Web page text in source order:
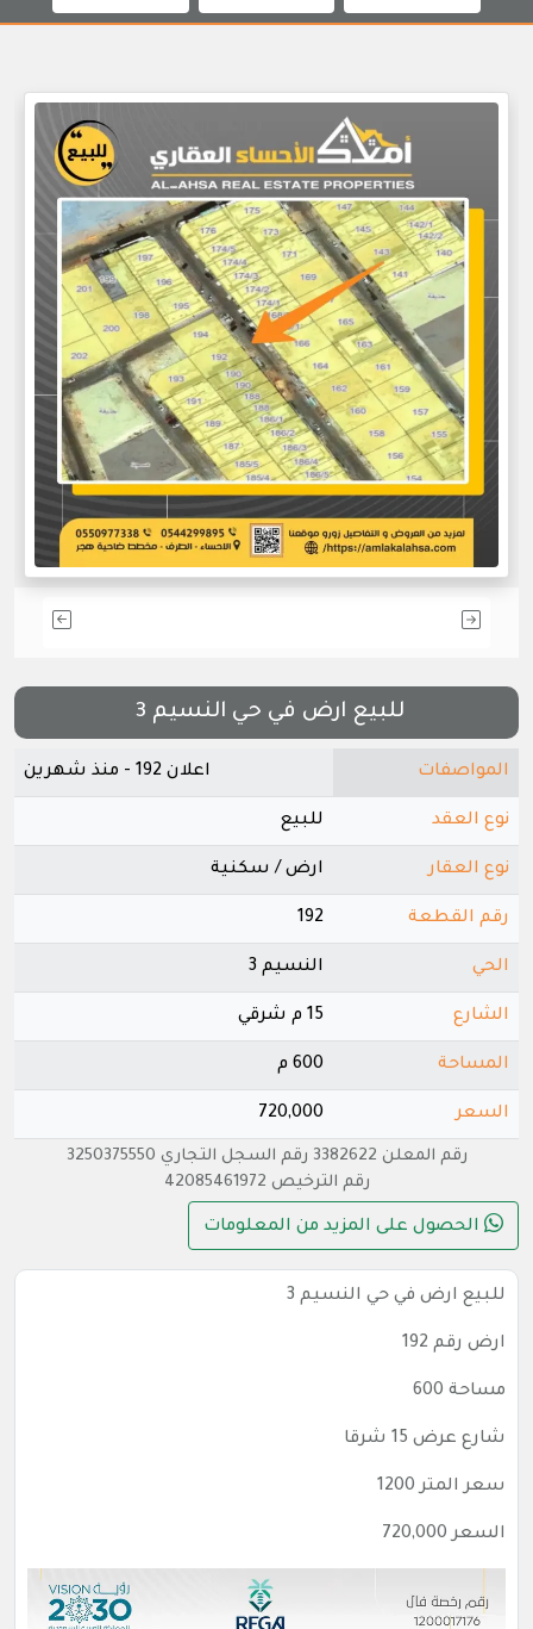
للبيع ارض في حي النسيم 3
المواصفات اعلان 192 - منذ شهرين
نوع العقد للبيع
نوع العقار ارض / سكنية
رقم القطعة 192
الحي النسيم 3
الشارع 15 م شرقي
المساحة 600 م
السعر 720,000
رقم المعلن 3382622 رقم السجل التجاري 3250375550
رقم الترخيص 42085461972
الحصول على المزيد من المعلومات
للبيع ارض في حي النسيم 3
ارض رقم 192
مساحة 600
شارع عرض 15 شرقا
سعر المتر 1200
السعر 720,000